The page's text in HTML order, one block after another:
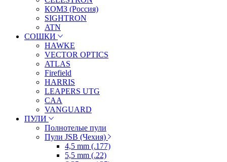
КОМЗ (Россия)
SIGHTRON
ATN
СОШКИ
HAWKE
VECTOR OPTICS
ATLAS
Firefield
HARRIS
LEAPERS UTG
CAA
VANGUARD
ПУЛИ
Полнотелые пули
Пули JSB (Чехия)
4,5 mm (.177)
5,5 mm (.22)